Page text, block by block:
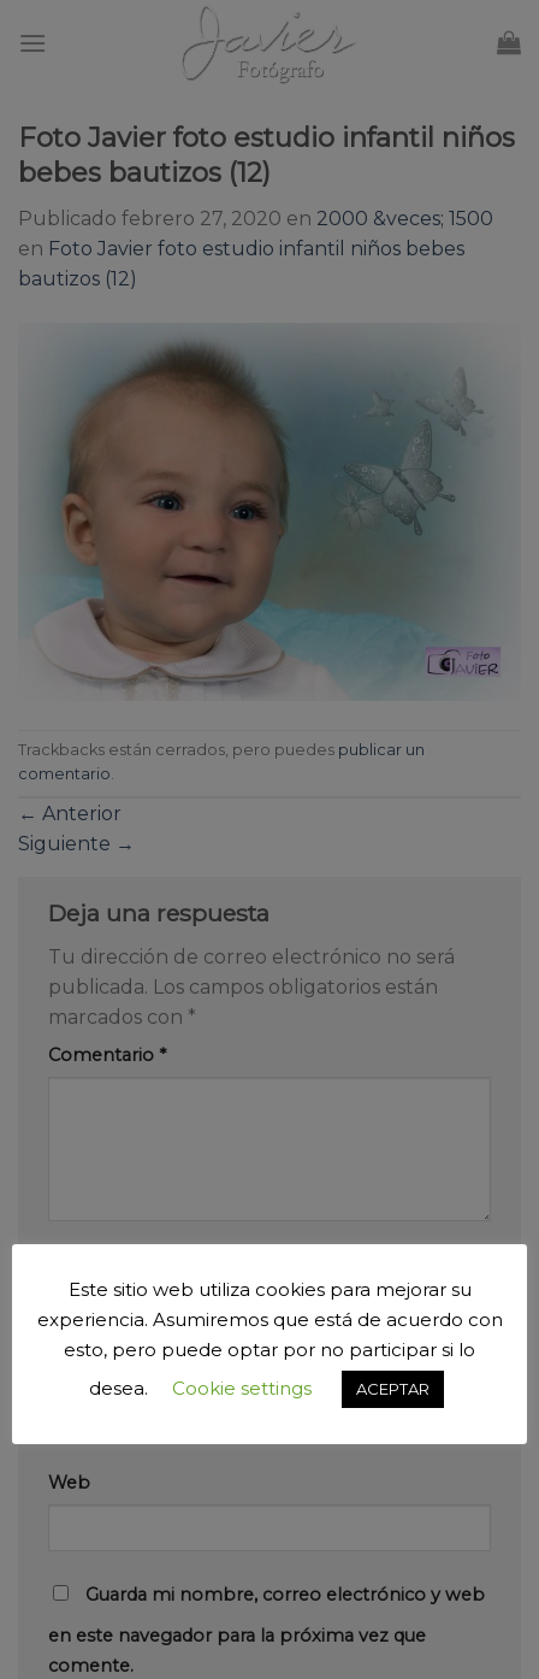
Foto Javier foto estudio infantil niños
bebes bautizos (12)
Publicado febrero 27, 2020 en 2000 &veces; 1500
en Foto Javier foto estudio infantil niños bebes
bautizos (12)
Trackbacks están cerrados, pero puedes publicar un
comentario.
← Anterior
Siguiente →
Deja una respuesta
Tu dirección de correo electrónico no será
publicada. Los campos obligatorios están
marcados con *
Comentario *
Web
Guarda mi nombre, correo electrónico y web
en este navegador para la próxima vez que
comente.
Este sitio web utiliza cookies para mejorar su
experiencia. Asumiremos que está de acuerdo con
esto, pero puede optar por no participar si lo
desea.
Cookie settings ACEPTAR